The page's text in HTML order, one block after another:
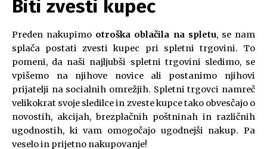
Biti zvesti kupec
Preden nakupimo otroška oblačila na spletu, se nam
splača postati zvesti kupec pri spletni trgovini. To
pomeni, da naši najljubši spletni trgovini sledimo, se
vpišemo na njihove novice ali postanimo njihovi
prijatelji na socialnih omrežjih. Spletni trgovci namreč
velikokrat svoje sledilce in zveste kupce tako obvesčajo o
novostih, akcijah, brezplačnih poštninah in različnih
ugodnostih, ki vam omogočajo ugodnejši nakup. Pa
veselo in prijetno nakupovanje!